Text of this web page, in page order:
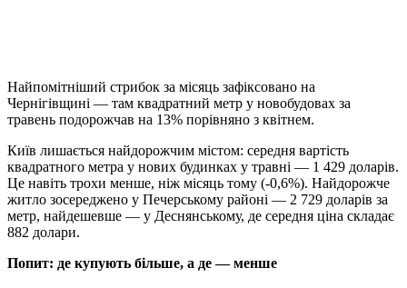
Найпомітніший стрибок за місяць зафіксовано на
Чернігівщині — там квадратний метр у новобудовах за
травень подорожчав на 13% порівняно з квітнем.
Київ лишається найдорожчим містом: середня вартість
квадратного метра у нових будинках у травні — 1 429 доларів.
Це навіть трохи менше, ніж місяць тому (-0,6%). Найдорожче
житло зосереджено у Печерському районі — 2 729 доларів за
метр, найдешевше — у Деснянському, де середня ціна складає
882 долари.
Попит: де купують більше, а де — менше